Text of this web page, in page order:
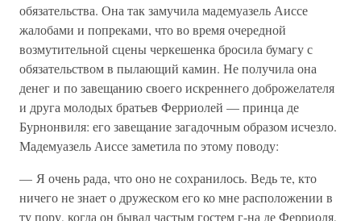
обязательства. Она так замучила мадемуазель Аиссе
жалобами и попреками, что во время очередной
возмутительной сцены черкешенка бросила бумагу с
обязательством в пылающий камин. Не получила она
денег и по завещанию своего искреннего доброжелателя
и друга молодых братьев Ферриолей — принца де
Бурнонвиля: его завещание загадочным образом исчезло.
Мадемуазель Аиссе заметила по этому поводу:
— Я очень рада, что оно не сохранилось. Ведь те, кто
ничего не знает о дружеском его ко мне расположении в
ту пору, когда он бывал частым гостем г-на де Ферриоля,